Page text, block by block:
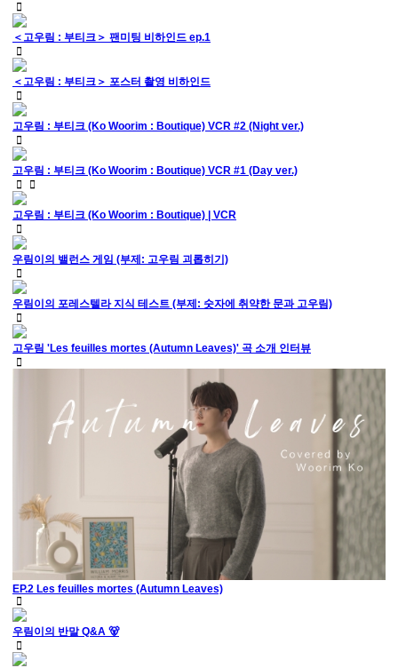
＜고우림 : 부티크＞ 팬미팅 비하인드 ep.1
＜고우림 : 부티크＞ 포스터 촬영 비하인드
고우림 : 부티크 (Ko Woorim : Boutique) VCR #2 (Night ver.)
고우림 : 부티크 (Ko Woorim : Boutique) VCR #1 (Day ver.)
고우림 : 부티크 (Ko Woorim : Boutique) | VCR
우림이의 밸런스 게임 (부제: 고우림 괴롭히기)
우림이의 포레스텔라 지식 테스트 (부제: 숫자에 취약한 문과 고우림)
고우림 'Les feuilles mortes (Autumn Leaves)' 곡 소개 인터뷰
EP.2 Les feuilles mortes (Autumn Leaves)
우림이의 반말 Q&A 🐻